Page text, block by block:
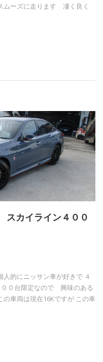
ムーズに走ります 凄く良く
カイライン４００
的にニッサン車が好きで ４
０台限定なので 興味のある
車両は現在16Kですが この車